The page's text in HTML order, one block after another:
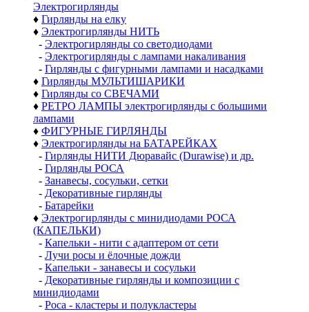
Электро­гирлянды
♦ Гирлянды на елку
♦ Электрогирлянды НИТЬ
- Электрогирлянды со светодиодами
- Электрогирлянды с лампами накаливания
- Гирлянды с фигурными лампами и насадками
♦ Гирлянды МУЛЬТИШАРИКИ
♦ Гирлянды со СВЕЧАМИ
♦ РЕТРО ЛАМПЫ электрогирлянды с большими
лампами
♦ ФИГУРНЫЕ ГИРЛЯНДЫ
♦ Электрогирлянды на БАТАРЕЙКАХ
- Гирлянды НИТИ Дюравайс (Durawise) и др.
- Гирлянды РОСА
- Занавесы, сосульки, сетки
- Декоративные гирлянды
- Батарейки
♦ Электрогирлянды с минидиодами РОСА
(КАПЕЛЬКИ)
- Капельки - нити с адаптером от сети
- Лучи росы и ёлочные дожди
- Капельки - занавесы и сосульки
- Декоративные гирлянды и композиции с
минидиодами
- Роса - кластеры и полукластеры